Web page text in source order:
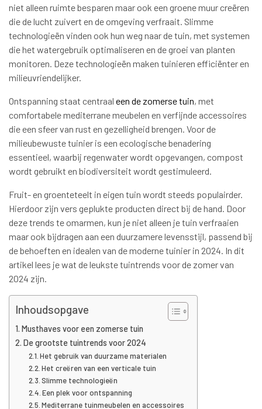
niet alleen ruimte besparen maar ook een groene muur creëren
die de lucht zuivert en de omgeving verfraait. Slimme
technologieën vinden ook hun weg naar de tuin, met systemen
die het watergebruik optimaliseren en de groei van planten
monitoren. Deze technologieën maken tuinieren efficiënter en
milieuvriendelijker.
Ontspanning staat centraal een de zomerse tuin, met
comfortabele mediterrane meubelen en verfijnde accessoires
die een sfeer van rust en gezelligheid brengen. Voor de
milieubewuste tuinier is een ecologische benadering
essentieel, waarbij regenwater wordt opgevangen, compost
wordt gebruikt en biodiversiteit wordt gestimuleerd.
Fruit- en groenteteelt in eigen tuin wordt steeds populairder.
Hierdoor zijn vers geplukte producten direct bij de hand. Door
deze trends te omarmen, kun je niet alleen je tuin verfraaien
maar ook bijdragen aan een duurzamere levensstijl, passend bij
de behoeften en idealen van de moderne tuinier in 2024. In dit
artikel lees je wat de leukste tuintrends voor de zomer van
2024 zijn.
Inhoudsopgave
Musthaves voor een zomerse tuin
De grootste tuintrends voor 2024
Het gebruik van duurzame materialen
Het creëren van een verticale tuin
Slimme technologieën
Een plek voor ontspanning
Mediterrane tuinmeubelen en accessoires